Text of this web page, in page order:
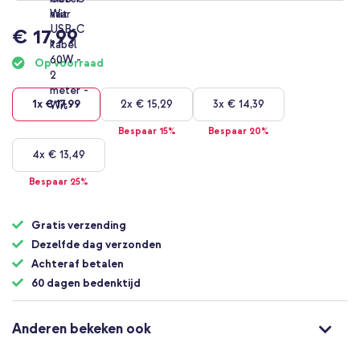
€ 17,99
Op voorraad
1x € 17,99 2x € 15,29
Bespaar 15%
3x € 14,39
Bespaar 20%
4x € 13,49
Bespaar 25%
Gratis verzending
Dezelfde dag verzonden
Achteraf betalen
60 dagen bedenktijd
Anderen bekeken ook